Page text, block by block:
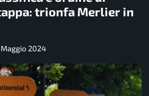
trionfa Merlier in
2024